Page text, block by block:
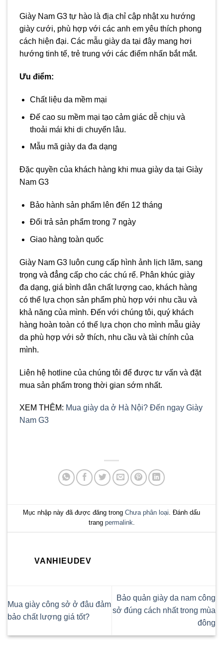
Giày Nam G3 tự hào là địa chỉ cập nhật xu hướng
giày cưới, phù hợp với các anh em yêu thích phong
cách hiện đại. Các mẫu giày da tại đây mang hơi
hướng tinh tế, trẻ trung với các điểm nhấn bắt mắt.
Ưu điểm:
Chất liệu da mềm mại
Đế cao su mềm mại tạo cảm giác dễ chịu và
thoải mái khi di chuyển lâu.
Mẫu mã giày da đa dạng
Đặc quyền của khách hàng khi mua giày da tại Giày
Nam G3
Bảo hành sản phẩm lên đến 12 tháng
Đổi trả sản phẩm trong 7 ngày
Giao hàng toàn quốc
Giày Nam G3 luôn cung cấp hình ảnh lịch lãm, sang
trọng và đẳng cấp cho các chú rể. Phân khúc giày
đa dạng, giá bình dân chất lượng cao, khách hàng
có thể lựa chọn sản phẩm phù hợp với nhu cầu và
khả năng của mình. Đến với chúng tôi, quý khách
hàng hoàn toàn có thể lựa chọn cho mình mẫu giày
da phù hợp với sở thích, nhu cầu và tài chính của
mình.
Liên hệ hotline của chúng tôi để được tư vấn và đặt
mua sản phẩm trong thời gian sớm nhất.
XEM THÊM: Mua giày da ở Hà Nội? Đến ngay Giày
Nam G3
Mục nhập này đã được đăng trong Chưa phân loại. Đánh dấu
trang permalink.
VANHIEUDEV
Mua giày công sở ở đâu đảm
bảo chất lượng giá tốt?
Bảo quản giày da nam công
sở đúng cách nhất trong mùa
đông